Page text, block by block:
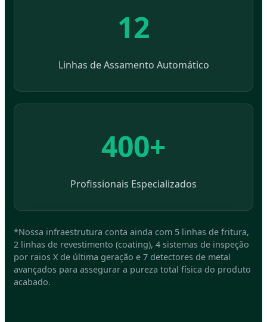
12
Linhas de Assamento Automático
400+
Profissionais Especializados
*Nossa infraestrutura conta ainda com 5 linhas de fritura,
2 linhas de revestimento (coating), 4 sistemas de inspeção
por raios X de última geração e 7 detectores de metal
avançados para assegurar a pureza total física do produto
acabado.